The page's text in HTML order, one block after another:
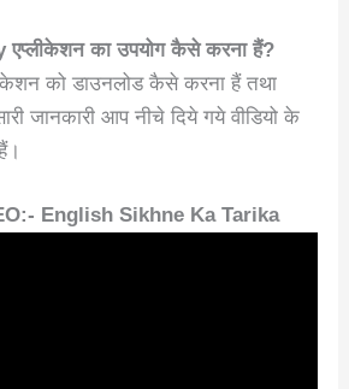
का उपयोग कैसे करना हैं?
को डाउनलोड कैसे करना हैं तथा
जानकारी आप नीचे दिये गये वीडियो के
English Sikhne Ka Tarika